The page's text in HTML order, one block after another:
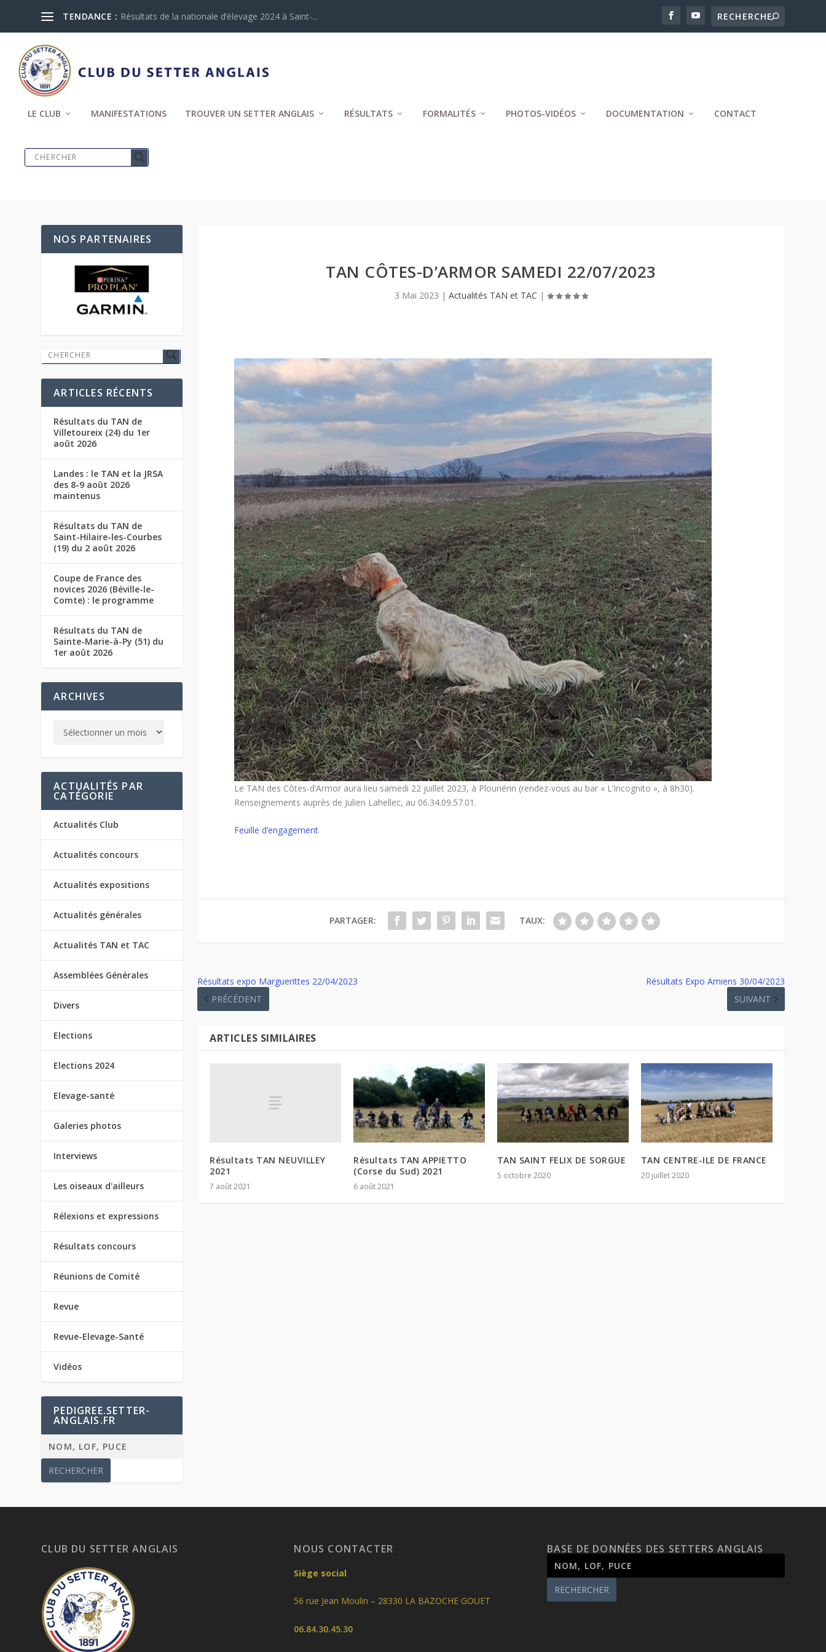
TENDANCE : Résultats de la nationale d’élevage 2024 à Saint-...
LE CLUB MANIFESTATIONS TROUVER UN SETTER ANGLAIS RÉSULTATS FORMALITÉS PHOTOS-VIDÉOS DOCUMENTATION CONTACT
TAN CÔTES-D’ARMOR SAMEDI 22/07/2023
3 Mai 2023 | Actualités TAN et TAC |
Le TAN des Côtes-d’Armor aura lieu samedi 22 juillet 2023, à Plounérin (rendez-vous au bar « L’Incognito », à 8h30).
Renseignements auprès de Julien Lahellec, au 06.34.09.57.01.
Feuille d’engagement
PARTAGER: TAUX:
Résultats expo Marguerittes 22/04/2023
PRÉCÉDENT
Résultats Expo Amiens 30/04/2023
SUIVANT
ARTICLES SIMILAIRES
Résultats TAN NEUVILLEY
2021
7 août 2021
Résultats TAN APPIETTO
(Corse du Sud) 2021
6 août 2021
TAN SAINT FELIX DE SORGUE
5 octobre 2020
TAN CENTRE-ILE DE FRANCE
20 juillet 2020
NOS PARTENAIRES
ARTICLES RÉCENTS
Résultats du TAN de
Villetoureix (24) du 1er
août 2026
Landes : le TAN et la JRSA
des 8-9 août 2026
maintenus
Résultats du TAN de
Saint-Hilaire-les-Courbes
(19) du 2 août 2026
Coupe de France des
novices 2026 (Béville-le-
Comte) : le programme
Résultats du TAN de
Sainte-Marie-à-Py (51) du
1er août 2026
ARCHIVES
ACTUALITÉS PAR
CATÉGORIE
Actualités Club
Actualités concours
Actualités expositions
Actualités générales
Actualités TAN et TAC
Assemblées Générales
Divers
Elections
Elections 2024
Elevage-santé
Galeries photos
Interviews
Les oiseaux d'ailleurs
Rélexions et expressions
Résultats concours
Réunions de Comité
Revue
Revue-Elevage-Santé
Vidéos
PEDIGREE.SETTER-
ANGLAIS.FR
CLUB DU SETTER ANGLAIS NOUS CONTACTER
Siège social
56 rue Jean Moulin – 28330 LA BAZOCHE GOUET
06.84.30.45.30
BASE DE DONNÉES DES SETTERS ANGLAIS